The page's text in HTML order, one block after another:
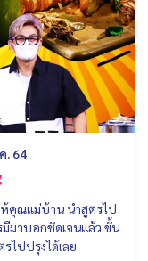
. 64
ห้คุณแม่บ้าน นำสูตรไป
มีมาบอกชัดเจนแล้ว ขั้น
ไปปรุงได้เลย